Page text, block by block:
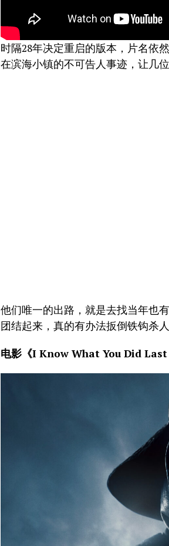
时隔28年决定重启的版本，片名依
在滨海小镇的不可告人事迹，让几
他们唯一的出路，就是去找当年也
团结起来，真的有办法扳倒铁钩杀
电影《I Know What You Did Last